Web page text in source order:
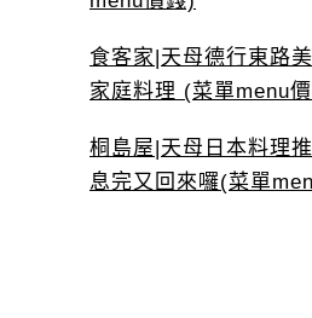
食客家|天母德行東路
家庭料理 (菜單menu
桐島屋|天母日本料理
息完又回來囉(菜單